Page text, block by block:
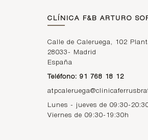
CLÍNICA F&B ARTURO
Calle de Caleruega, 102
28033-
Madrid
España
Teléfono: 91 768 18 12
Lunes - jueves de 09:30-
Viernes de 09:30-19:30h